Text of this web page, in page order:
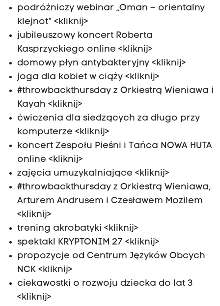
podróżniczy webinar „Oman – orientalny
klejnot” <kliknij>
jubileuszowy koncert Roberta
Kasprzyckiego online <kliknij>
domowy płyn antybakteryjny <kliknij>
joga dla kobiet w ciąży <kliknij>
#throwbackthursday z Orkiestrą Wieniawa i
Kayah <kliknij>
ćwiczenia dla siedzących za długo przy
komputerze <kliknij>
koncert Zespołu Pieśni i Tańca NOWA HUTA
online <kliknij>
zajęcia umuzykalniające <kliknij>
#throwbackthursday z Orkiestrą Wieniawa,
Arturem Andrusem i Czesławem Mozilem
<kliknij>
trening akrobatyki <kliknij>
spektakl KRYPTONIM 27 <kliknij>
propozycje od Centrum Języków Obcych
NCK <kliknij>
ciekawostki o rozwoju dziecka do lat 3
<kliknij>